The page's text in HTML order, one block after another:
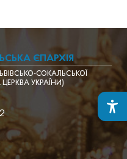
ЄПАРХІЯ
СОКАЛЬСЬКОЇ
УКРАЇНИ)